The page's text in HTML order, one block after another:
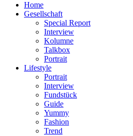
Home
Gesellschaft
Special Report
Interview
Kolumne
Talkbox
Portrait
Lifestyle
Portrait
Interview
Fundstück
Guide
Yummy
Fashion
Trend